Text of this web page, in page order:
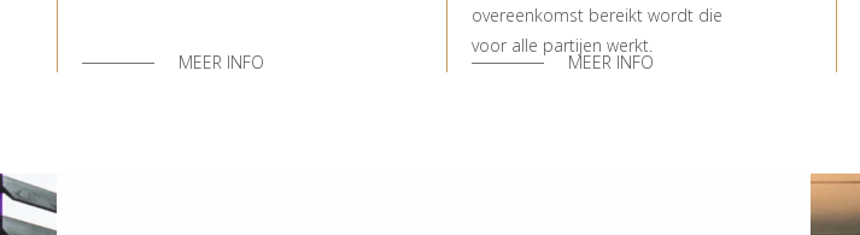
MEER INFO
overeenkomst bereikt wordt die
voor alle partijen werkt.
MEER INFO